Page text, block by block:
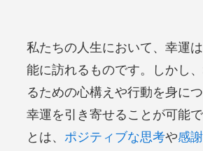
私たちの人生において、幸運
能に訪れるものです。しかし
るための心構えや行動を身につ
幸運を引き寄せることが可能
とは、 ポジティブな思考や感